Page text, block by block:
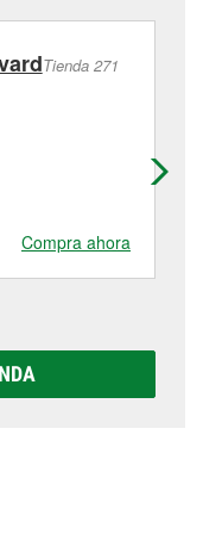
Tienda 271
Compra ahora